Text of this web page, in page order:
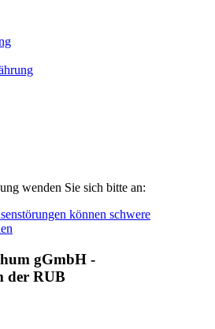
wenden Sie sich bitte an:
gGmbH -
der RUB